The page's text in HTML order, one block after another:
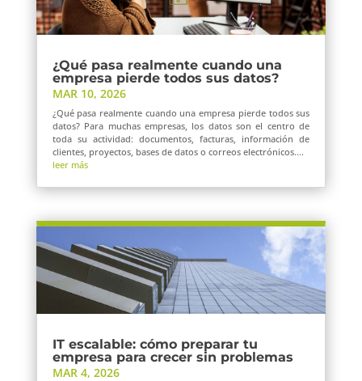
¿Qué pasa realmente cuando una
empresa pierde todos sus datos?
MAR 10, 2026
¿Qué pasa realmente cuando una empresa pierde todos sus
datos? Para muchas empresas, los datos son el centro de
toda su actividad: documentos, facturas, información de
clientes, proyectos, bases de datos o correos electrónicos....
leer más
IT escalable: cómo preparar tu
empresa para crecer sin problemas
MAR 4, 2026